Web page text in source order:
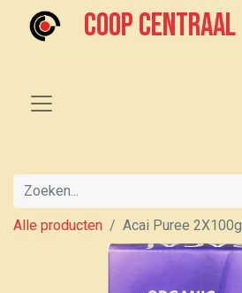
Coop centraal
Alle producten Acai Puree 2X100g